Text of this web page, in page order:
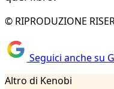
© RIPRODUZIONE
Seguici anche su
Altro di Kenobi